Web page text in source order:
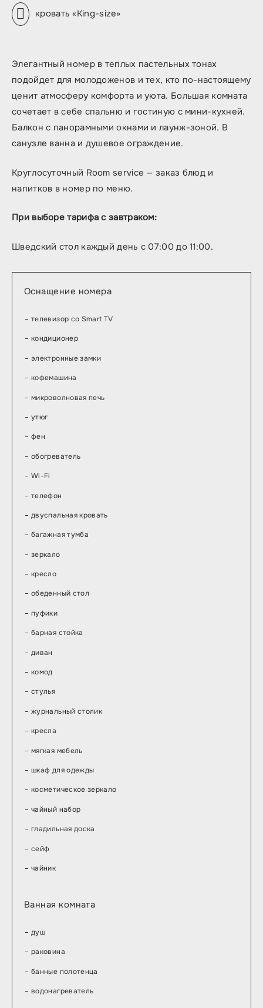
Кровати:
кровать «King-size»
Элегантный номер в теплых пастельных тонах
подойдет для молодоженов и тех, кто по-настоящему
ценит атмосферу комфорта и уюта. Большая комната
сочетает в себе спальню и гостиную с мини-кухней.
Балкон с панорамными окнами и лаунж-зоной. В
санузле ванна и душевое ограждение.
Круглосуточный Room service — заказ блюд и
напитков в номер по меню.
При выборе тарифа с завтраком:
Шведский стол каждый день с 07:00 до 11:00.
Оснащение номера
телевизор со Smart TV
кондиционер
электронные замки
кофемашина
микроволновая печь
утюг
фен
обогреватель
Wi-Fi
телефон
двуспальная кровать
багажная тумба
зеркало
кресло
обеденный стол
пуфики
барная стойка
диван
комод
стулья
журнальный столик
кресла
мягкая мебель
шкаф для одежды
косметическое зеркало
чайный набор
гладильная доска
сейф
чайник
Ванная комната
душ
раковина
банные полотенца
водонагреватель